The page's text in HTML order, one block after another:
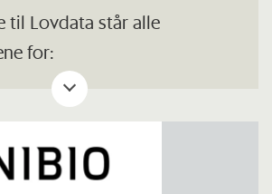
Erlend Winje og Lars
fra NINA: Olve Krange,
Ole-Gunnar Støen, Ketil
Lindhjem
til Lovdata står alle
for:
til forebyggende
og
tiltak.